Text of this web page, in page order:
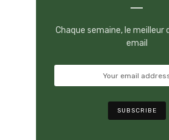
Chaque semaine, le meilleur
email